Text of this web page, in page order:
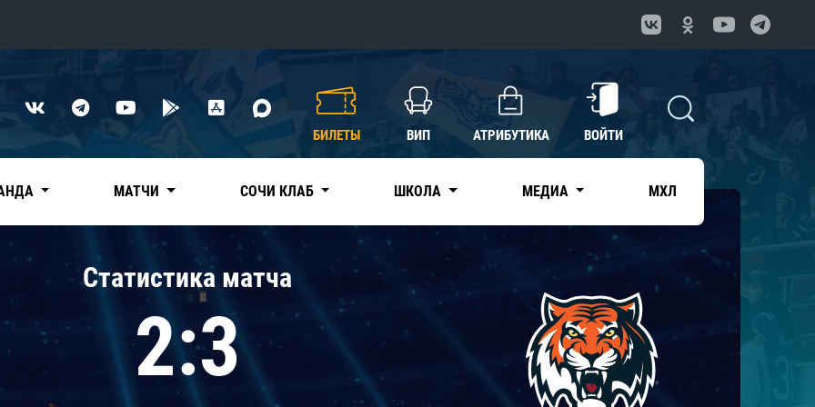
Трактор
Дивизион Чернышева
БИЛЕТЫ ВИП АТРИБУТИКА ВОЙТИ
МАТЧИ СОЧИ КЛАБ ШКОЛА МЕДИА МХЛ
Статистика матча
2:3